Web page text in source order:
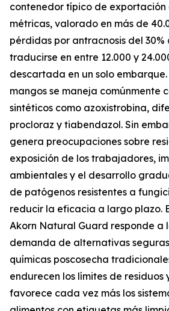
contenedor típico de exportación
métricas, valorado en más de
pérdidas por antracnosis del 30%
traducirse en entre 12.000 y
descartada en un solo
mangos se maneja comúnmente
sintéticos como azoxistrobina,
procloraz y tiabendazol. Sin
genera preocupaciones sobre
exposición de los trabajadores,
ambientales y el desarrollo
de patógenos resistentes a
reducir la eficacia a largo plazo.
Akorn Natural Guard responde a
demanda de alternativas
químicas poscosecha
endurecen los límites de residuos
favorece cada vez más los